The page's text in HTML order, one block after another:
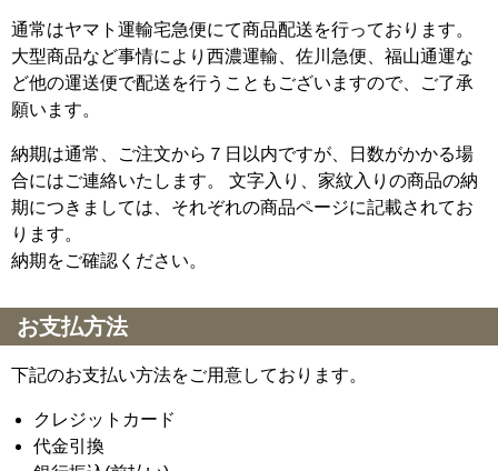
通常はヤマト運輸宅急便にて商品配送を行っております。
大型商品など事情により西濃運輸、佐川急便、福山通運な
ど他の運送便で配送を行うこともございますので、ご了承
願います。
納期は通常、ご注文から７日以内ですが、日数がかかる場
合にはご連絡いたします。 文字入り、家紋入りの商品の納
期につきましては、それぞれの商品ページに記載されてお
ります。
納期をご確認ください。
お支払方法
下記のお支払い方法をご用意しております。
クレジットカード
代金引換